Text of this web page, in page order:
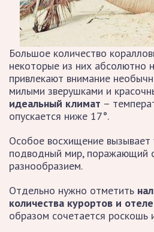
Большое количество
некоторые из них абсолютно
привлекают внимание
милыми зверушками и
идеальный климат –
опускается ниже 17°.
Особое восхищение вызывает
подводный мир, поражающий
разнообразием.
Отдельно нужно отметить
количества курортов и
образом сочетается роскошь